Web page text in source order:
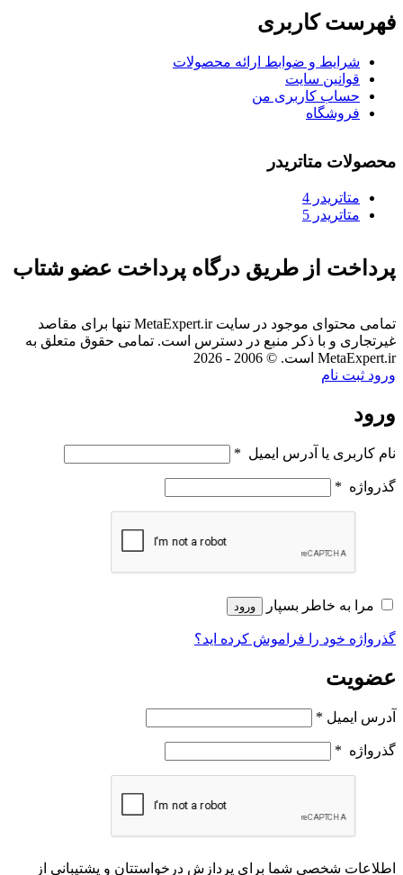
فهرست کاربری
شرایط و ضوابط ارائه محصولات
قوانین سایت
حساب کاربری من
فروشگاه
محصولات متاتریدر
متاتريدر 4
متاتريدر 5
پرداخت از طریق درگاه پرداخت عضو شتاب
تمامی محتوای موجود در سایت MetaExpert.ir تنها برای مقاصد
غیرتجاری و با ذکر منبع در دسترس است. تمامی حقوق متعلق به
MetaExpert.ir است. © 2006 - 2026
ورود ثبت نام
ورود
نام کاربری یا آدرس ایمیل *
گذرواژه *
مرا به خاطر بسپار ورود
گذرواژه خود را فراموش کرده اید؟
عضویت
آدرس ایمیل *
گذرواژه *
اطلاعات شخصی شما برای پردازش درخواستتان و پشتیبانی از